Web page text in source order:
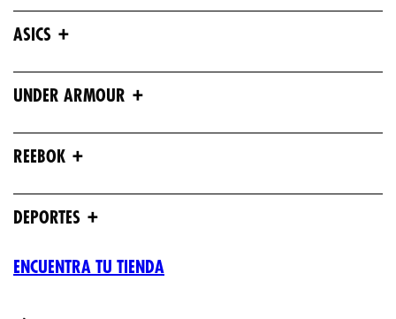
ASICS +
UNDER ARMOUR +
REEBOK +
DEPORTES +
ENCUENTRA TU TIENDA